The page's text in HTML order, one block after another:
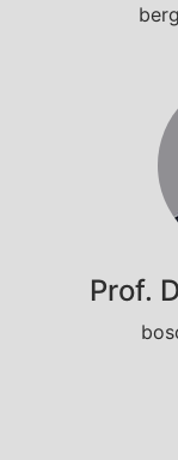
Prof.